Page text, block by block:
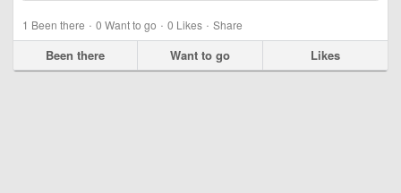
1 Been there · 0 Want to go · 0 Likes · Share
Been there Want to go Likes